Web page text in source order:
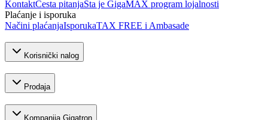
KontaktČesta pitanjaŠta je GigaMAX program lojalnosti
Plaćanje i isporuka
Načini plaćanjaIsporukaTAX FREE i Ambasade
Korisnički nalog
Prodaja
Kompanija Gigatron